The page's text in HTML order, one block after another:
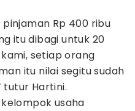
pinjaman Rp 400 ribu
itu dibagi untuk 20
setiap orang
itu nilai segitu sudah
tutur Hartini.
usaha